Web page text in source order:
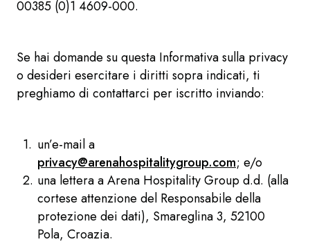
00385 (0)1 4609-000.
Se hai domande su questa Informativa sulla privacy
o desideri esercitare i diritti sopra indicati, ti
preghiamo di contattarci per iscritto inviando:
un’e-mail a
privacy@arenahospitalitygroup.com; e/o
una lettera a Arena Hospitality Group d.d. (alla
cortese attenzione del Responsabile della
protezione dei dati), Smareglina 3, 52100
Pola, Croazia.